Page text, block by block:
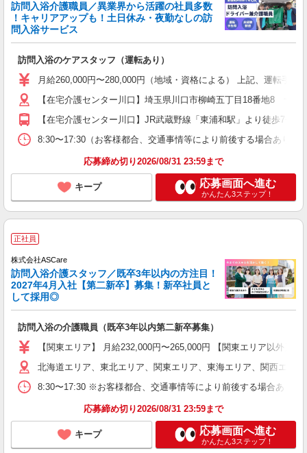
訪問入浴介護職員／異業界から活躍の社員多数
！キャリアアップも！土日休み・夜勤なしの訪
問入浴サービス
訪問入浴のケアスタッフ（運転あり）
月給260,000円〜280,000円（地域・資格による） 上記、運転手
【在宅介護センター川口】埼玉県川口市柳崎五丁目18番地8 サ
【在宅介護センター川口】JR武蔵野線「東浦和駅」より徒歩7分
8:30〜17:30（お客様都合、交通事情等により前後する場合あり）
応募締め切り2026/08/31 23:59まで
キープ 応募画面へ進む
かんたん3ステップ！
正社員
株式会社ASCare
訪問入浴介護スタッフ／既卒3年以内の方注目！
2027年4月入社【第二新卒】募集！新卒社員と
して採用◎
訪問入浴の介護職員（既卒3年以内第二新卒募集）
【関東エリア】 月給232,000円〜265,000円 【関東エリア以外
北海道エリア、東北エリア、関東エリア、東海エリア、関西エ
8:30〜17:30 ※お客様都合、交通事情等により前後する場合あり
応募締め切り2026/08/31 23:59まで
キープ 応募画面へ進む
かんたん3ステップ！